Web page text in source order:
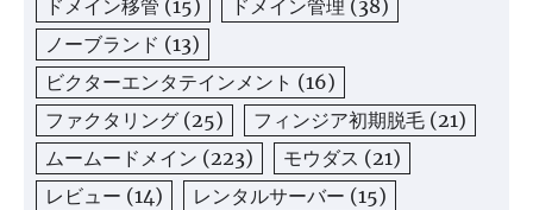
ドメイン移管 (15) ドメイン管理 (38)
ノーブランド (13)
ビクターエンタテインメント (16)
ファクタリング (25) フィンジア初期脱毛 (21)
ムームードメイン (223) モウダス (21)
レビュー (14) レンタルサーバー (15)